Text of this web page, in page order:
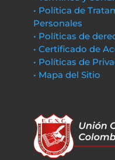
• Política de
Personales
• Políticas de
• Certificado de
• Políticas de
• Mapa del Sitio